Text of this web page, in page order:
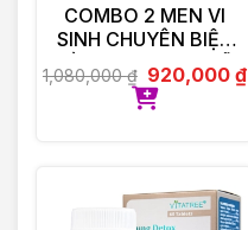
COMBO 2 MEN VI
SINH CHUYÊN BIỆT
DÀNH CHO PHỤ NỮ
NEUBIOTIC HER
1,080,000₫ 920,000₫